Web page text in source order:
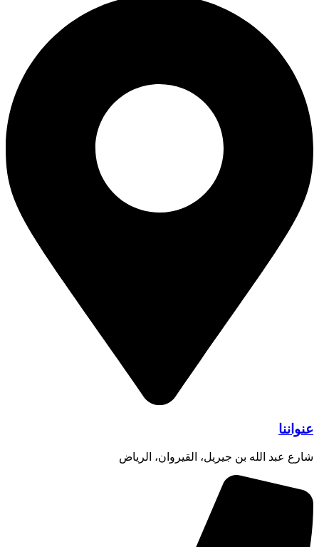
عنواننا
شارع عبد الله بن جيريل، القيروان، الرياض